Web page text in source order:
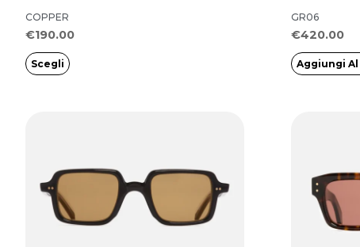
COPPER
€190.00
Scegli
scelte
pagina
GR06
€420.00
Aggiungi